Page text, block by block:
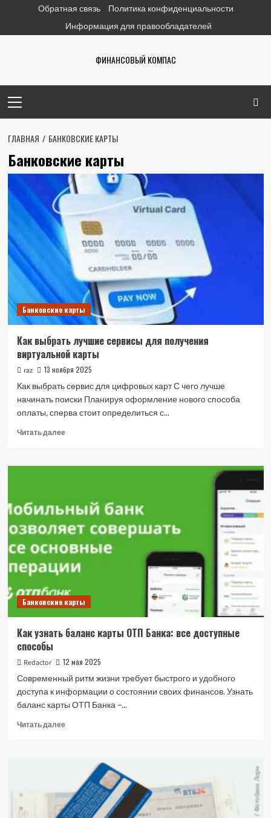
содержимому
Обратная связь
Политика конфиденциальности
Информация для правообладателей
ФИНАНСОВЫЙ КОМПАС
меню
ГЛАВНАЯ БАНКОВСКИЕ КАРТЫ
Банковские карты
Банковские карты
Как выбрать лучшие сервисы для получения
виртуальной карты
raz
13 ноября 2025
Как выбрать сервис для цифровых карт С чего лучше
начинать поиски Планируя оформление нового способа
оплаты, сперва стоит определиться с...
Читать далееПрочитать
Как
сервисы
для
получения
виртуальной
карты
Банковские карты
Как узнать баланс карты ОТП Банка: все доступные
способы
Redactor
12 мая 2025
Современный ритм жизни требует быстрого и удобного
доступа к информации о состоянии своих финансов. Узнать
баланс карты ОТП Банка –...
Читать далееПрочитать
баланс
карты
ОТП
Банка: